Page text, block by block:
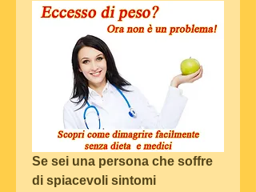
Se sei una persona che soffre
di spiacevoli sintomi